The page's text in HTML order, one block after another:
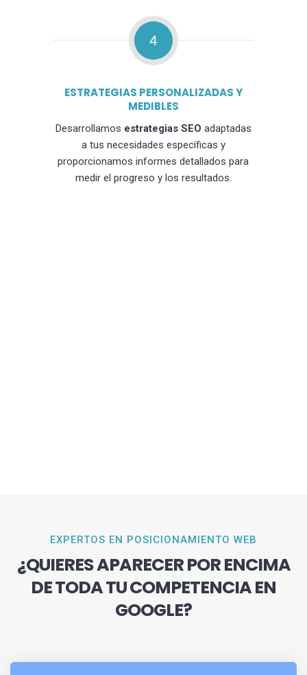
4
ESTRATEGIAS PERSONALIZADAS Y
MEDIBLES
Desarrollamos estrategias SEO adaptadas
a tus necesidades específicas y
proporcionamos informes detallados para
medir el progreso y los resultados.
EXPERTOS EN POSICIONAMIENTO WEB
¿QUIERES APARECER POR ENCIMA
DE TODA TU COMPETENCIA EN
GOOGLE?